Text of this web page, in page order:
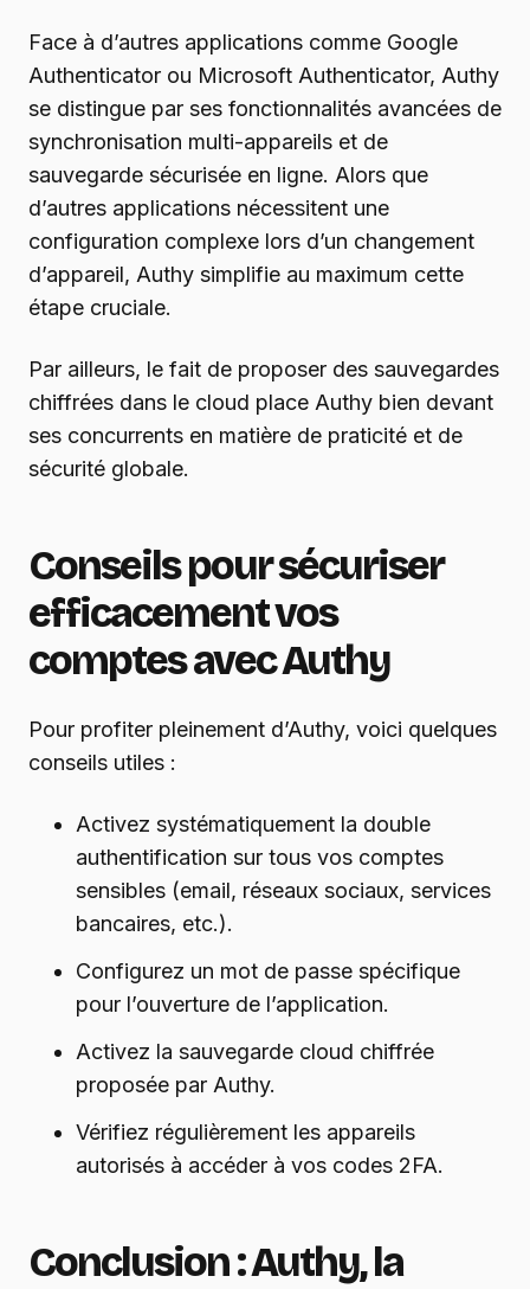
Face à d’autres applications comme Google
Authenticator ou Microsoft Authenticator, Authy
se distingue par ses fonctionnalités avancées de
synchronisation multi-appareils et de
sauvegarde sécurisée en ligne. Alors que
d’autres applications nécessitent une
configuration complexe lors d’un changement
d’appareil, Authy simplifie au maximum cette
étape cruciale.
Par ailleurs, le fait de proposer des sauvegardes
chiffrées dans le cloud place Authy bien devant
ses concurrents en matière de praticité et de
sécurité globale.
Conseils pour sécuriser
efficacement vos
comptes avec Authy
Pour profiter pleinement d’Authy, voici quelques
conseils utiles :
Activez systématiquement la double
authentification sur tous vos comptes
sensibles (email, réseaux sociaux, services
bancaires, etc.).
Configurez un mot de passe spécifique
pour l’ouverture de l’application.
Activez la sauvegarde cloud chiffrée
proposée par Authy.
Vérifiez régulièrement les appareils
autorisés à accéder à vos codes 2FA.
Conclusion : Authy, la